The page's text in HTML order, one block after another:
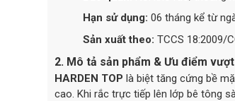
Hạn sử dụng: 06 tháng kể từ
Sản xuất theo: TCCS 18:2009/
2. Mô tả sản phẩm & Ưu điểm
HARDEN TOP là biệt tăng cứng bề
cao. Khi rắc trực tiếp lên lớp bê tông